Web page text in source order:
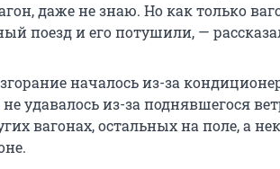
даже не знаю. Но как только
поезд и его потушили, —
началось из-за
удавалось из-за поднявшегося
вагонах, остальных на поле, а